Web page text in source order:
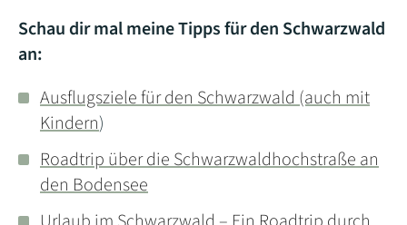
Schau dir mal meine Tipps für den Schwarzwald
an:
Ausflugsziele für den Schwarzwald (auch mit
Kindern)
Roadtrip über die Schwarzwaldhochstraße an
den Bodensee